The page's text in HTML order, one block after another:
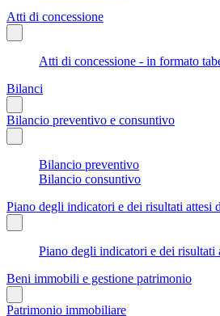
Atti di concessione
Atti di concessione - in formato
Bilanci
Bilancio preventivo e consuntivo
Bilancio preventivo
Bilancio consuntivo
Piano degli indicatori e dei risultati attesi
Piano degli indicatori e dei risultati
Beni immobili e gestione patrimonio
Patrimonio immobiliare